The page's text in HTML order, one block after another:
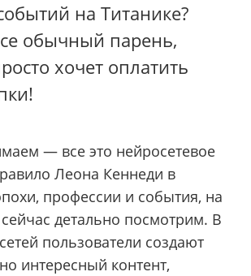
на Титанике?
обычный парень,
хочет оплатить
— все это нейросетевое
Леона Кеннеди в
профессии и события, на
детально посмотрим. В
пользователи создают
интересный контент,